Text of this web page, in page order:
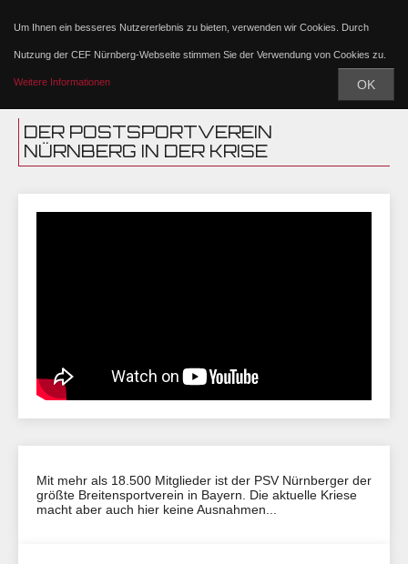
Um Ihnen ein besseres Nutzererlebnis zu bieten, verwenden wir Cookies. Durch
Nutzung der CEF Nürnberg-Webseite stimmen Sie der Verwendung von Cookies zu.
Weitere Informationen OK
DER POSTSPORTVEREIN
NÜRNBERG IN DER KRISE
Mit mehr als 18.500 Mitglieder ist der PSV Nürnberger der
größte Breitensportverein in Bayern. Die aktuelle Kriese
macht aber auch hier keine Ausnahmen...